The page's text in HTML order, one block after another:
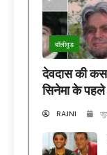
बॉलीवुड
देवदास की
सिनेमा के
RAJNI